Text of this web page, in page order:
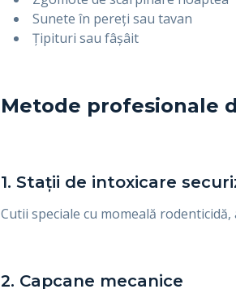
Sunete în pereți sau tavan
Țipituri sau fâșâit
Metode profesionale
1. Stații de intoxicare
Cutii speciale cu momeală
2. Capcane mecanice